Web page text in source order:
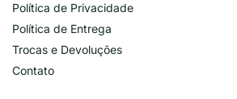
Política de Privacidade
Política de Entrega
Trocas e Devoluções
Contato